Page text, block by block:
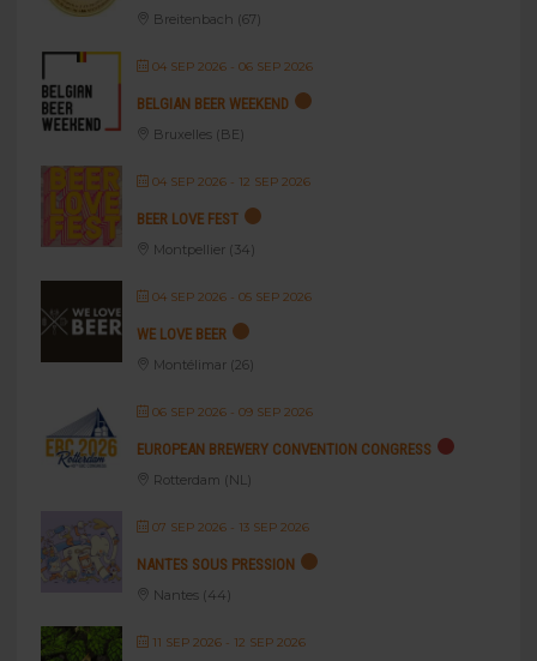
Breitenbach (67)
04 SEP 2026- 06 SEP 2026
BELGIAN BEER WEEKEND
Bruxelles (BE)
04 SEP 2026- 12 SEP 2026
BEER LOVE FEST
Montpellier (34)
04 SEP 2026- 05 SEP 2026
WE LOVE BEER
Montélimar (26)
06 SEP 2026- 09 SEP 2026
EUROPEAN BREWERY CONVENTION CONGRESS
Rotterdam (NL)
07 SEP 2026- 13 SEP 2026
NANTES SOUS PRESSION
Nantes (44)
11 SEP 2026- 12 SEP 2026